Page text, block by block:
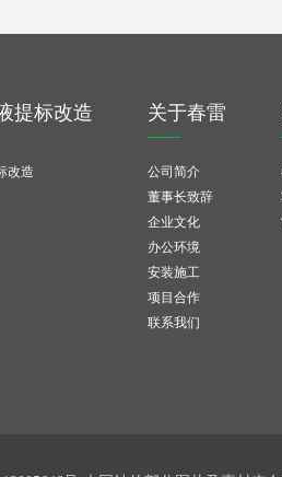
提标改造
改造
关于春雷
公司简介
董事长致辞
企业文化
办公环境
安装施工
项目合作
联系我们